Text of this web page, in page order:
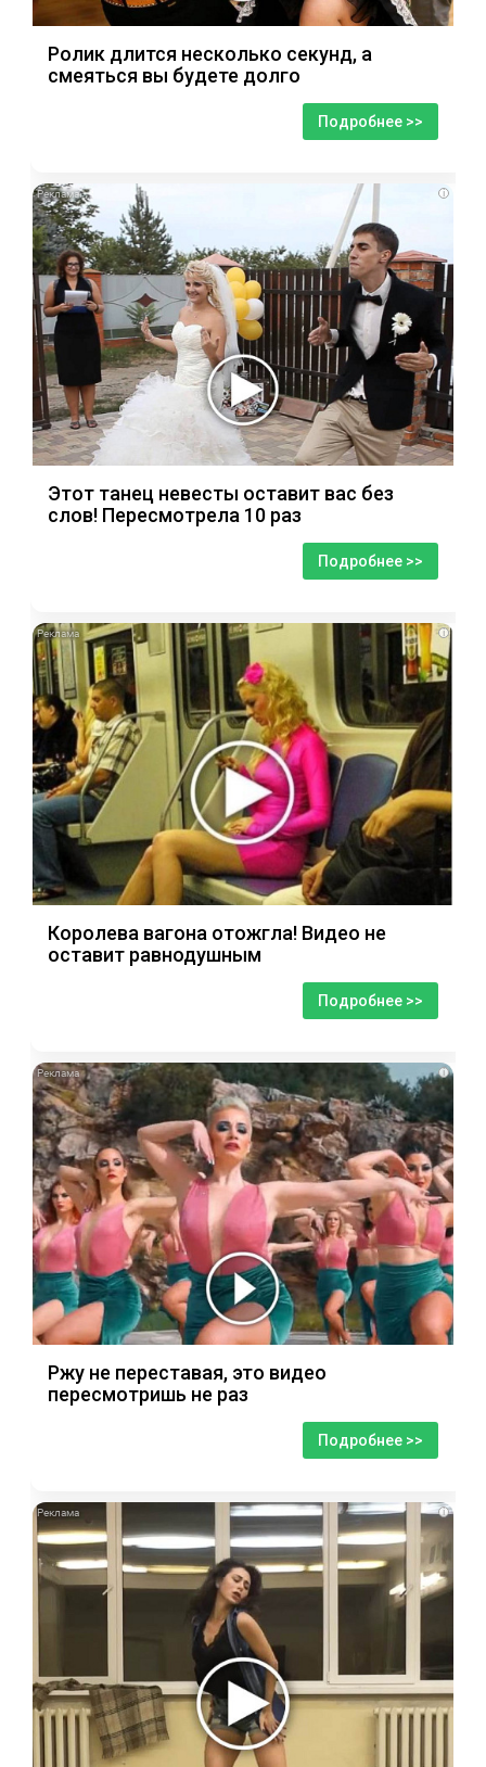
Ролик длится несколько секунд, а
смеяться вы будете долго
Подробнее >>
i
Этот танец невесты оставит вас без
слов! Пересмотрела 10 раз
Подробнее >>
i
Королева вагона отожгла! Видео не
оставит равнодушным
Подробнее >>
i
Ржу не переставая, это видео
пересмотришь не раз
Подробнее >>
i